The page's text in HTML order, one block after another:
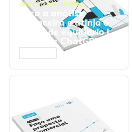
GESTÃO FINANCEIRA
Faça a análise
financeira e atinja o
ponto de equilíbrio |
Prompts ChatGPT